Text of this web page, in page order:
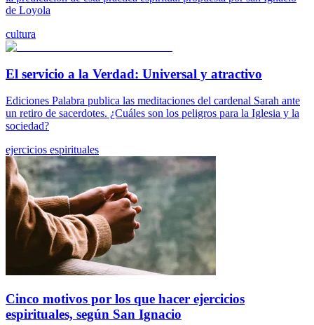
de Loyola
cultura
El servicio a la Verdad: Universal y atractivo
Ediciones Palabra publica las meditaciones del cardenal Sarah ante
un retiro de sacerdotes. ¿Cuáles son los peligros para la Iglesia y la
sociedad?
ejercicios espirituales
Cinco motivos por los que hacer ejercicios
espirituales, según San Ignacio